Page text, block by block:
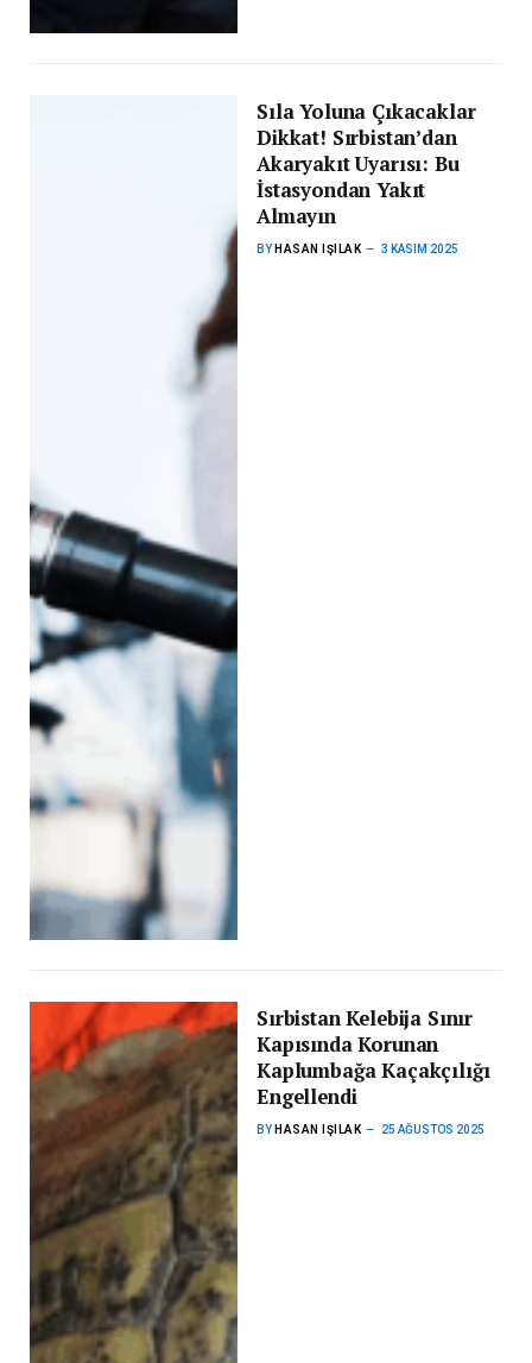
Sıla Yoluna Çıkacaklar
Dikkat! Sırbistan’dan
Akaryakıt Uyarısı: Bu
İstasyondan Yakıt
Almayın
BY HASAN IŞILAK 3 KASIM 2025
Sırbistan Kelebija Sınır
Kapısında Korunan
Kaplumbağa Kaçakçılığı
Engellendi
BY HASAN IŞILAK 25 AĞUSTOS 2025